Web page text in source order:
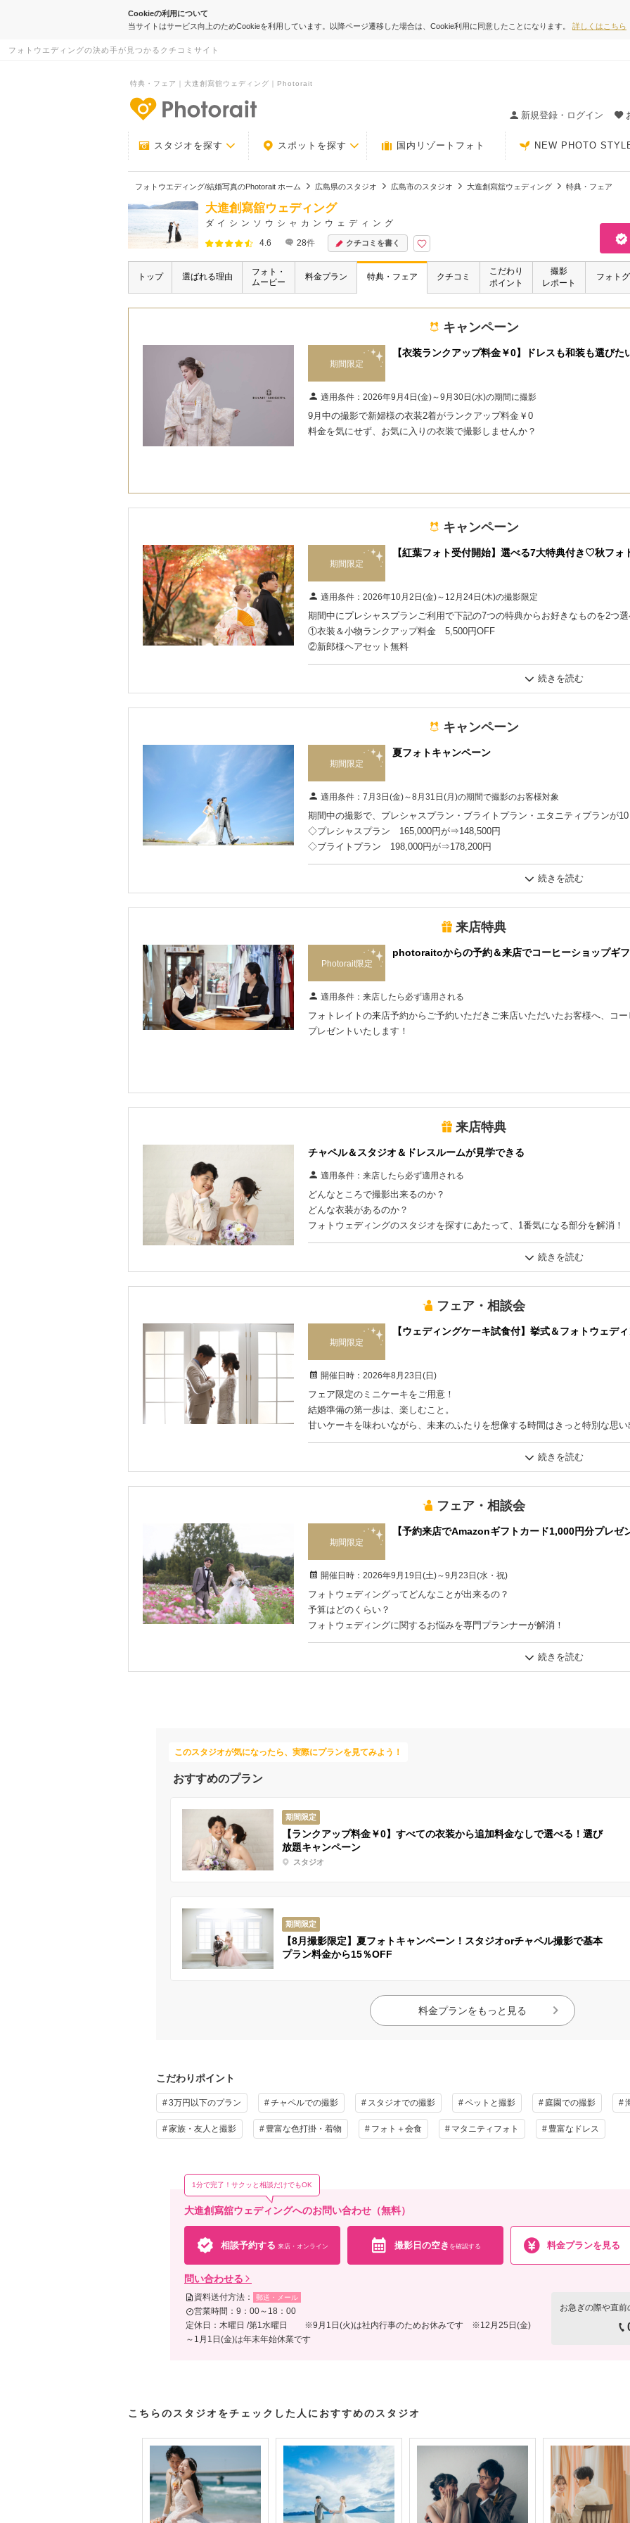
Cookieの利用について
当サイトはサービス向上のためCookieを利用しています。以降ページ遷移した場合は、Cookie利用に同意したことになります。 詳しくはこちら
フォトウエディングの決め手が見つかるクチコミサイト
特典・フェア｜大進創寫舘ウェディング｜Photorait
新規登録・ログイン
スタジオを探す スポットを探す 国内リゾートフォト NEW PHOTO
フォトウエディング/結婚写真のPhotorait ホーム 広島県のスタジオ 広島市のスタジオ 大進創寫舘ウェディング 特典・フェア
大進創寫舘ウェディング
ダイシンソウシャカンウェディング
4.6
28件 クチコミを書く
トップ 選ばれる理由
フォト・
ムービー
料金プラン 特典・フェア クチコミ
こだわり
ポイント
撮影
レポート
フォト
キャンペーン
期間限定
【衣装ランクアップ料金￥0】ドレスも和装も選びた
適用条件：2026年9月4日(金)～9月30日(水)の期間に撮影
9月中の撮影で新婦様の衣装2着がランクアップ料金￥0
料金を気にせず、お気に入りの衣装で撮影しませんか？
キャンペーン
期間限定
【紅葉フォト受付開始】選べる7大特典付き♡秋フォ
適用条件：2026年10月2日(金)～12月24日(木)の撮影限定
期間中にプレシャスプランご利用で下記の7つの特典からお好きなものを2つ
①衣装＆小物ランクアップ料金 5,500円OFF
②新郎様ヘアセット無料
③アルバムランクアップ無料
⑤ファーストミートセレモニープレゼント
⑥ウェルカムポスタープレゼント
⑦デザインアルバム増刷 50％OFF
紅葉シーズンは予約が混み合いますので、お早目のご予約がおすすめです！
キャンペーン
期間限定
夏フォトキャンペーン
適用条件：7月3日(金)～8月31日(月)の期間で撮影のお客様対象
期間中の撮影で、プレシャスプラン・ブライトプラン・エタニティプランが10
◇プレシャスプラン 165,000円が⇒148,500円
◇ブライトプラン 198,000円が⇒178,200円
◇エタニティプラン 264,000円が⇒237,600円
来店特典
Photorait限定
photoraitoからの予約＆来店でコーヒーショップギ
適用条件：来店したら必ず適用される
フォトレイトの来店予約からご予約いただきご来店いただいたお客様へ、コ
プレゼントいたします！
来店特典
チャペル＆スタジオ＆ドレスルームが見学できる
適用条件：来店したら必ず適用される
どんなところで撮影出来るのか？
どんな衣装があるのか？
フォトウェディングのスタジオを探すにあたって、1番気になる部分を解消！
スタジオもチャペルもドレスルームもすべて1か所に揃っているので、「こん
るはず！
自然光が入るスタジオや、実際の挙式みたいなチャペル、ずらっと並ぶドレ
スタッフが丁寧に案内するので、分からないこともその場で相談OK。
まずは気軽に、見に来るだけでも大歓迎です！
フェア・相談会
期間限定
【ウェディングケーキ試食付】挙式＆フォトウェデ
開催日時：2026年8月23日(日)
フェア限定のミニケーキをご用意！
結婚準備の第一歩は、楽しむこと。
甘いケーキを味わいながら、未来のふたりを想像する時間はきっと特別な思い
ぜひこの機会に、お気軽にご参加ください♪
フェア・相談会
期間限定
【予約来店でAmazonギフトカード1,000円分プレ
開催日時：2026年9月19日(土)～9月23日(水・祝)
フォトウェディングってどんなことが出来るの？
予算はどのくらい？
フォトウェディングに関するお悩みを専門プランナーが解消！
気になることはなんでも相談してみて。
このスタジオが気になったら、実際にプランを見てみよう！
おすすめのプラン
期間限定
【ランクアップ料金￥0】すべての衣装から追加料金なしで選べる！選び
放題キャンペーン
スタジオ
期間限定
【8月撮影限定】夏フォトキャンペーン！スタジオorチャペル撮影で基本
プラン料金から15％OFF
料金プランをもっと見る
こだわりポイント
3万円以下のプラン チャペルでの撮影 スタジオでの撮影 ペットと撮影 庭園での撮影
家族・友人と撮影 豊富な色打掛・着物 フォト＋会食 マタニティフォト 豊富なドレス
大進創寫舘ウェディングへのお問い合わせ（無料）
1分で完了！サクッと相談だけでもOK
相談予約する 来店・オンライン 撮影日の空き を確認する 料金プランを見る
問い合わせる
資料送付方法： 郵送・メール
営業時間：9：00～18：00
定休日：木曜日 /第1水曜日 ※9月1日(火)は社内行事のためお休みです ※12月25日(金)
～1月1日(金)は年末年始休業です
お急ぎの際や直前
こちらのスタジオをチェックした人におすすめのスタジオ